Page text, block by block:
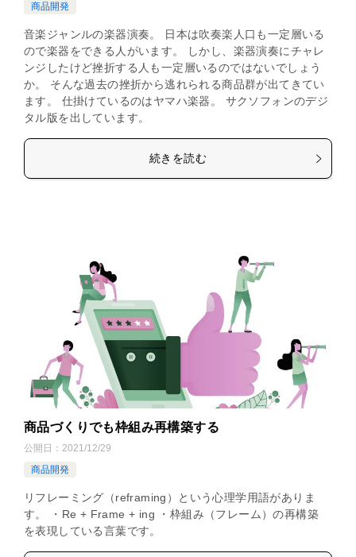
商品開発
音楽ジャンルの楽器演奏。 日本は吹奏楽人口も一定層いる
ので楽器をできる人がいます。 しかし、楽器演奏にチャレ
ンジしたけど挫折する人も一定層いるのではないでしょう
か。 そんな過去の挫折から逃れられる商品群が出てきてい
ます。 仕掛けているのはヤマハ楽器。 サクソフォンのデジ
タル版を出しています。
続きを読む
商品づくりでも枠組み再構築する
公開日： 2021/12/29
商品開発
リフレーミング（reframing）という心理学用語がありま
す。 ・Re + Frame + ing ・枠組み（フレーム）の再構築
を表現している言葉です。